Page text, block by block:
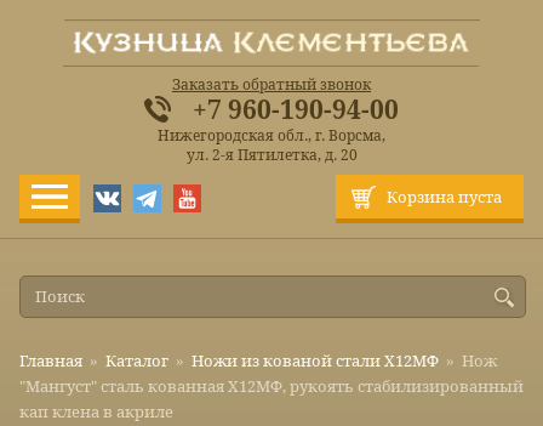
Корзина пуста
Заказать обратный звонок
+7 960-190-94-00
Нижегородская обл., г. Ворсма,
ул. 2-я Пятилетка, д. 20
Главная » Каталог » Ножи из кованой стали Х12МФ » Нож
"Мангуст" сталь кованная Х12МФ, рукоять стабилизированный
кап клена в акриле